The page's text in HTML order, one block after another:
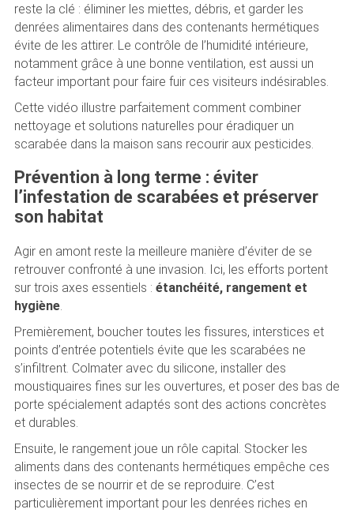
reste la clé : éliminer les miettes, débris, et garder les
denrées alimentaires dans des contenants hermétiques
évite de les attirer. Le contrôle de l’humidité intérieure,
notamment grâce à une bonne ventilation, est aussi un
facteur important pour faire fuir ces visiteurs indésirables.
Cette vidéo illustre parfaitement comment combiner
nettoyage et solutions naturelles pour éradiquer un
scarabée dans la maison sans recourir aux pesticides.
Prévention à long terme : éviter
l’infestation de scarabées et préserver
son habitat
Agir en amont reste la meilleure manière d’éviter de se
retrouver confronté à une invasion. Ici, les efforts portent
sur trois axes essentiels : étanchéité, rangement et
hygiène.
Premièrement, boucher toutes les fissures, interstices et
points d’entrée potentiels évite que les scarabées ne
s’infiltrent. Colmater avec du silicone, installer des
moustiquaires fines sur les ouvertures, et poser des bas de
porte spécialement adaptés sont des actions concrètes
et durables.
Ensuite, le rangement joue un rôle capital. Stocker les
aliments dans des contenants hermétiques empêche ces
insectes de se nourrir et de se reproduire. C’est
particulièrement important pour les denrées riches en